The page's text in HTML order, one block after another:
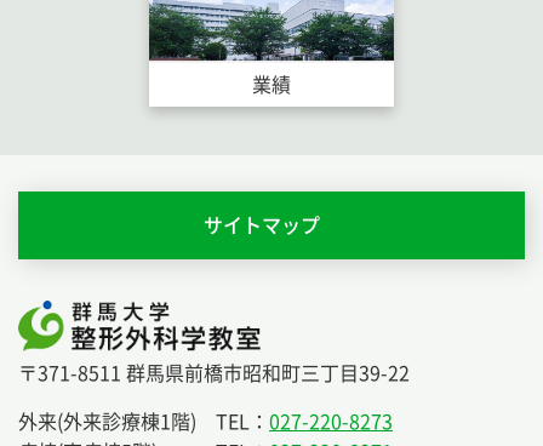
業績
サイトマップ
〒371-8511 群馬県前橋市昭和町三丁目39-22
外来(外来診療棟1階) TEL： 027-220-8273